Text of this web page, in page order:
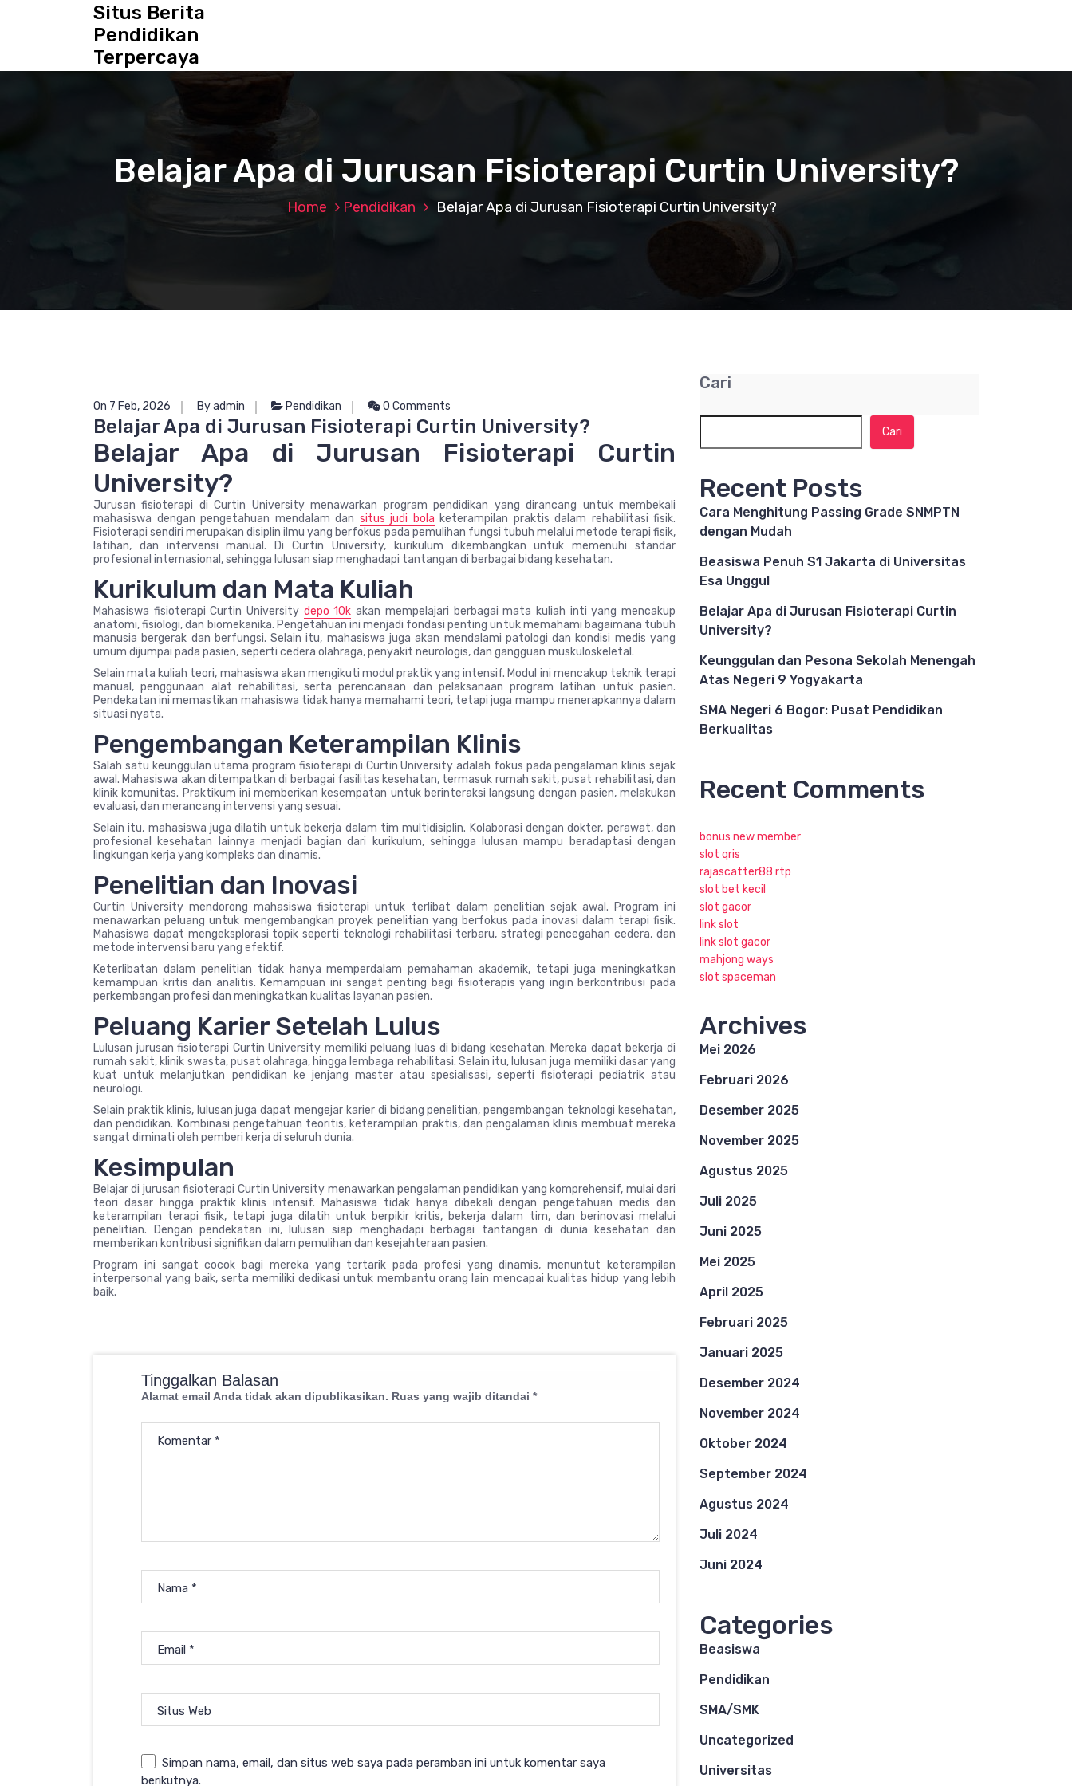
Situs Berita
Pendidikan
Terpercaya
Belajar Apa di Jurusan Fisioterapi Curtin University?
Home Pendidikan Belajar Apa di Jurusan Fisioterapi Curtin University?
On 7 Feb, 2026 By admin Pendidikan 0 Comments
Belajar Apa di Jurusan Fisioterapi Curtin University?
Belajar Apa di Jurusan Fisioterapi Curtin
University?
Jurusan fisioterapi di Curtin University menawarkan program pendidikan yang dirancang untuk membekali
mahasiswa dengan pengetahuan mendalam dan situs judi bola keterampilan praktis dalam rehabilitasi fisik.
Fisioterapi sendiri merupakan disiplin ilmu yang berfokus pada pemulihan fungsi tubuh melalui metode terapi fisik,
latihan, dan intervensi manual. Di Curtin University, kurikulum dikembangkan untuk memenuhi standar
profesional internasional, sehingga lulusan siap menghadapi tantangan di berbagai bidang kesehatan.
Kurikulum dan Mata Kuliah
Mahasiswa fisioterapi Curtin University depo 10k akan mempelajari berbagai mata kuliah inti yang mencakup
anatomi, fisiologi, dan biomekanika. Pengetahuan ini menjadi fondasi penting untuk memahami bagaimana tubuh
manusia bergerak dan berfungsi. Selain itu, mahasiswa juga akan mendalami patologi dan kondisi medis yang
umum dijumpai pada pasien, seperti cedera olahraga, penyakit neurologis, dan gangguan muskuloskeletal.
Selain mata kuliah teori, mahasiswa akan mengikuti modul praktik yang intensif. Modul ini mencakup teknik terapi
manual, penggunaan alat rehabilitasi, serta perencanaan dan pelaksanaan program latihan untuk pasien.
Pendekatan ini memastikan mahasiswa tidak hanya memahami teori, tetapi juga mampu menerapkannya dalam
situasi nyata.
Pengembangan Keterampilan Klinis
Salah satu keunggulan utama program fisioterapi di Curtin University adalah fokus pada pengalaman klinis sejak
awal. Mahasiswa akan ditempatkan di berbagai fasilitas kesehatan, termasuk rumah sakit, pusat rehabilitasi, dan
klinik komunitas. Praktikum ini memberikan kesempatan untuk berinteraksi langsung dengan pasien, melakukan
evaluasi, dan merancang intervensi yang sesuai.
Selain itu, mahasiswa juga dilatih untuk bekerja dalam tim multidisiplin. Kolaborasi dengan dokter, perawat, dan
profesional kesehatan lainnya menjadi bagian dari kurikulum, sehingga lulusan mampu beradaptasi dengan
lingkungan kerja yang kompleks dan dinamis.
Penelitian dan Inovasi
Curtin University mendorong mahasiswa fisioterapi untuk terlibat dalam penelitian sejak awal. Program ini
menawarkan peluang untuk mengembangkan proyek penelitian yang berfokus pada inovasi dalam terapi fisik.
Mahasiswa dapat mengeksplorasi topik seperti teknologi rehabilitasi terbaru, strategi pencegahan cedera, dan
metode intervensi baru yang efektif.
Keterlibatan dalam penelitian tidak hanya memperdalam pemahaman akademik, tetapi juga meningkatkan
kemampuan kritis dan analitis. Kemampuan ini sangat penting bagi fisioterapis yang ingin berkontribusi pada
perkembangan profesi dan meningkatkan kualitas layanan pasien.
Peluang Karier Setelah Lulus
Lulusan jurusan fisioterapi Curtin University memiliki peluang luas di bidang kesehatan. Mereka dapat bekerja di
rumah sakit, klinik swasta, pusat olahraga, hingga lembaga rehabilitasi. Selain itu, lulusan juga memiliki dasar yang
kuat untuk melanjutkan pendidikan ke jenjang master atau spesialisasi, seperti fisioterapi pediatrik atau
neurologi.
Selain praktik klinis, lulusan juga dapat mengejar karier di bidang penelitian, pengembangan teknologi kesehatan,
dan pendidikan. Kombinasi pengetahuan teoritis, keterampilan praktis, dan pengalaman klinis membuat mereka
sangat diminati oleh pemberi kerja di seluruh dunia.
Kesimpulan
Belajar di jurusan fisioterapi Curtin University menawarkan pengalaman pendidikan yang komprehensif, mulai dari
teori dasar hingga praktik klinis intensif. Mahasiswa tidak hanya dibekali dengan pengetahuan medis dan
keterampilan terapi fisik, tetapi juga dilatih untuk berpikir kritis, bekerja dalam tim, dan berinovasi melalui
penelitian. Dengan pendekatan ini, lulusan siap menghadapi berbagai tantangan di dunia kesehatan dan
memberikan kontribusi signifikan dalam pemulihan dan kesejahteraan pasien.
Program ini sangat cocok bagi mereka yang tertarik pada profesi yang dinamis, menuntut keterampilan
interpersonal yang baik, serta memiliki dedikasi untuk membantu orang lain mencapai kualitas hidup yang lebih
baik.
Tinggalkan Balasan
Alamat email Anda tidak akan dipublikasikan. Ruas yang wajib ditandai *
Komentar *
Nama *
Email *
Situs Web
Simpan nama, email, dan situs web saya pada peramban ini untuk komentar saya
berikutnya.
Cari
Cari
Recent Posts
Cara Menghitung Passing Grade SNMPTN
dengan Mudah
Beasiswa Penuh S1 Jakarta di Universitas
Esa Unggul
Belajar Apa di Jurusan Fisioterapi Curtin
University?
Keunggulan dan Pesona Sekolah Menengah
Atas Negeri 9 Yogyakarta
SMA Negeri 6 Bogor: Pusat Pendidikan
Berkualitas
Recent Comments
bonus new member
slot qris
rajascatter88 rtp
slot bet kecil
slot gacor
link slot
link slot gacor
mahjong ways
slot spaceman
Archives
Mei 2026
Februari 2026
Desember 2025
November 2025
Agustus 2025
Juli 2025
Juni 2025
Mei 2025
April 2025
Februari 2025
Januari 2025
Desember 2024
November 2024
Oktober 2024
September 2024
Agustus 2024
Juli 2024
Juni 2024
Categories
Beasiswa
Pendidikan
SMA/SMK
Uncategorized
Universitas